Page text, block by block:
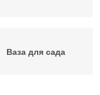
Ваза для сада